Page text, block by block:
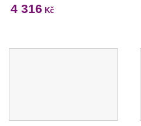
4 316 Kč